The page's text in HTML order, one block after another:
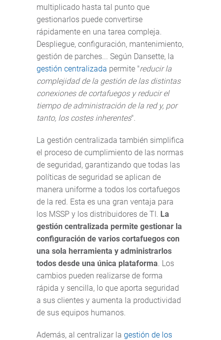
multiplicado hasta tal punto que
gestionarlos puede convertirse
rápidamente en una tarea compleja.
Despliegue, configuración, mantenimiento,
gestión de parches... Según Dansette, la
gestión centralizada permite "reducir la
complejidad de la gestión de las distintas
conexiones de cortafuegos y reducir el
tiempo de administración de la red y, por
tanto, los costes inherentes".
La gestión centralizada también simplifica
el proceso de cumplimiento de las normas
de seguridad, garantizando que todas las
políticas de seguridad se aplican de
manera uniforme a todos los cortafuegos
de la red. Esta es una gran ventaja para
los MSSP y los distribuidores de TI. La
gestión centralizada permite gestionar la
configuración de varios cortafuegos con
una sola herramienta y administrarlos
todos desde una única plataforma . Los
cambios pueden realizarse de forma
rápida y sencilla, lo que aporta seguridad
a sus clientes y aumenta la productividad
de sus equipos humanos.
Además, al centralizar la gestión de los